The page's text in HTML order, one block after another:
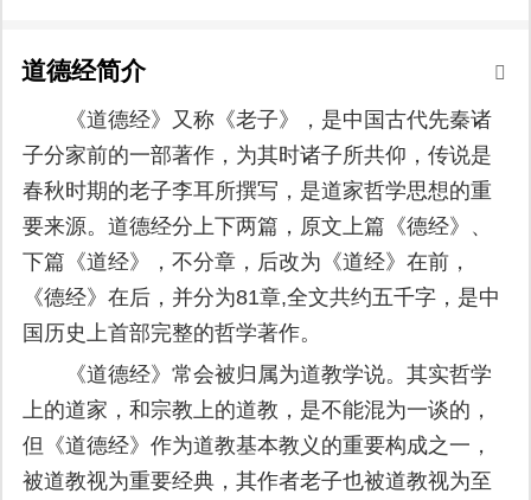
道德经简介
《道德经》又称《老子》，是中国古代先秦诸
子分家前的一部著作，为其时诸子所共仰，传说是
春秋时期的老子李耳所撰写，是道家哲学思想的重
要来源。道德经分上下两篇，原文上篇《德经》、
下篇《道经》，不分章，后改为《道经》在前，
《德经》在后，并分为81章,全文共约五千字，是中
国历史上首部完整的哲学著作。
《道德经》常会被归属为道教学说。其实哲学
上的道家，和宗教上的道教，是不能混为一谈的，
但《道德经》作为道教基本教义的重要构成之一，
被道教视为重要经典，其作者老子也被道教视为至